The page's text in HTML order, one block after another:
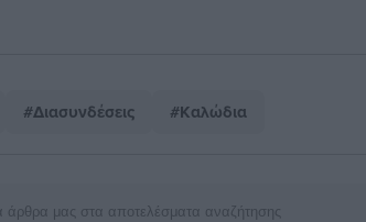
#Διασυνδέσεις #Καλώδια
άρθρα μας στα αποτελέσματα αναζήτησης